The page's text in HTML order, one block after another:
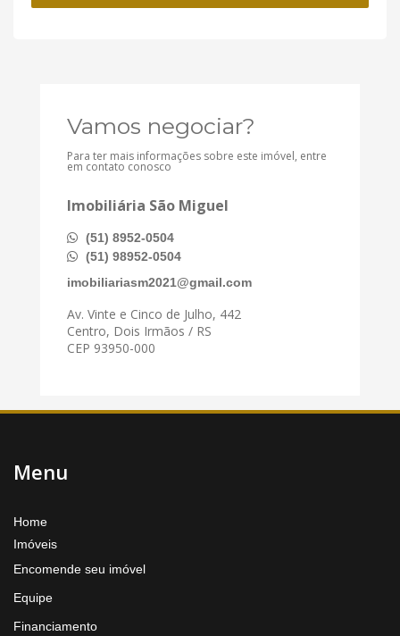
Vamos negociar?
Para ter mais informações sobre este imóvel, entre
em contato conosco
Imobiliária São Miguel
(51) 8952-0504
(51) 98952-0504
imobiliariasm2021@gmail.com
Av. Vinte e Cinco de Julho, 442
Centro, Dois Irmãos / RS
CEP 93950-000
Menu
Home
Imóveis
Encomende seu imóvel
Equipe
Financiamento